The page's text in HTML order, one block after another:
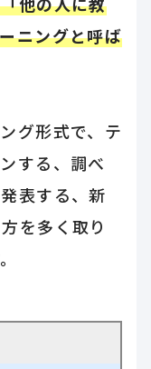
ニングと呼ば
グ形式で、テ
する、調べ
表する、新
を多く取り